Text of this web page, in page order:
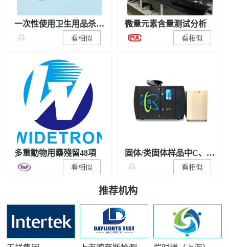
一次性使用卫生用品杀
菌/抑菌性能检测
 看相似
微量元素含量测试分析
看相似
多重動物用藥殘留48項
看相似
固体/类固体样品中C、N
稳定同位素比值测试
 看相似
推荐机构